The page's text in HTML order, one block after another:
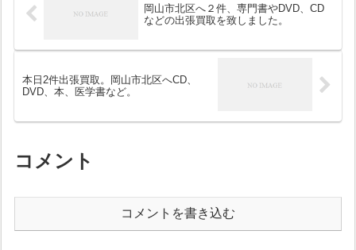
岡山市北区へ２件、専門書やDVD、CD
などの出張買取を致しました。
本日2件出張買取。岡山市北区へCD、
DVD、本、医学書など。
コメント
コメントを書き込む